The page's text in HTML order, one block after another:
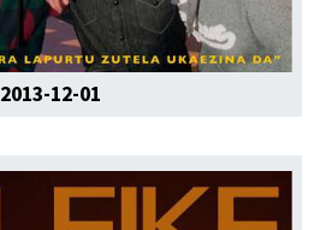
2013-12-01